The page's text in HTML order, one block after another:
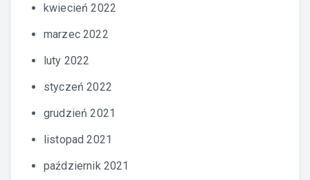
kwiecień 2022
marzec 2022
luty 2022
styczeń 2022
grudzień 2021
listopad 2021
październik 2021